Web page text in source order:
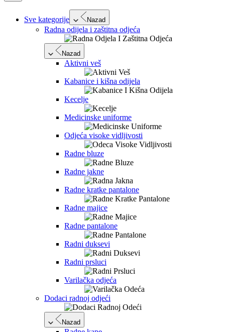
Sve kategorije Nazad
Radna odijela i zaštitna odjeća
Nazad
Aktivni veš
Kabanice i kišna odijela
Kecelje
Medicinske uniforme
Odjeća visoke vidljivosti
Radne bluze
Radne jakne
Radne kratke pantalone
Radne majice
Radne pantalone
Radni duksevi
Radni prsluci
Varilačka odjeća
Dodaci radnoj odjeći
Nazad